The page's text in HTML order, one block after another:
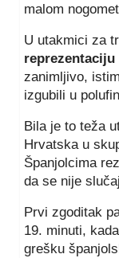
malom
U utakmici za
zanimljivo,
izgubili u
Bila je to teža
Hrvatska u
Španjolcima
da se nije
Prvi zgoditak
19. minuti,
grešku